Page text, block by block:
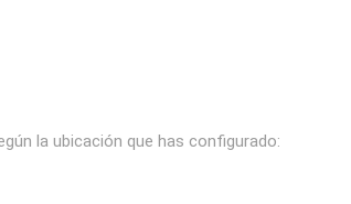
la ubicación que has configurado: